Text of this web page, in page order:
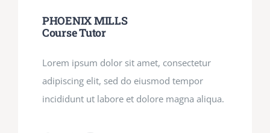
PHOENIX MILLS
Course Tutor
Lorem ipsum dolor sit amet, consectetur
adipiscing elit, sed do eiusmod tempor
incididunt ut labore et dolore magna aliqua.